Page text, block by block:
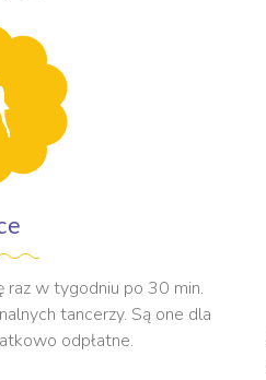
raz w tygodniu po 30 min.
tancerzy. Są one dla
odpłatne.